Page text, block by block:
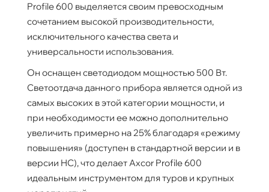
Profile 600 выделяется своим превосходным
сочетанием высокой производительности,
исключительного качества света и
универсальности использования.
Он оснащен светодиодом мощностью 500 Вт.
Светоотдача данного прибора является одной из
самых высоких в этой категории мощности, и
при необходимости ее можно дополнительно
увеличить примерно на 25% благодаря «режиму
повышения» (доступен в стандартной версии и в
версии HC), что делает Axcor Profile 600
идеальным инструментом для туров и крупных